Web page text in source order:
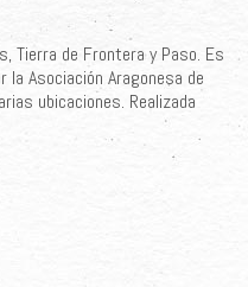
Tierra de Frontera y Paso. Es
Asociación Aragonesa de
ubicaciones. Realizada